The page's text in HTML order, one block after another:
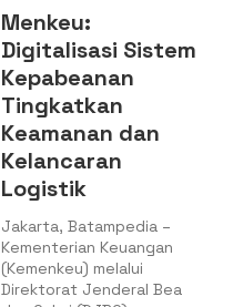
Menkeu:
Digitalisasi Sistem
Kepabeanan
Tingkatkan
Keamanan dan
Kelancaran
Logistik
Jakarta, Batampedia –
Kementerian Keuangan
(Kemenkeu) melalui
Direktorat Jenderal Bea